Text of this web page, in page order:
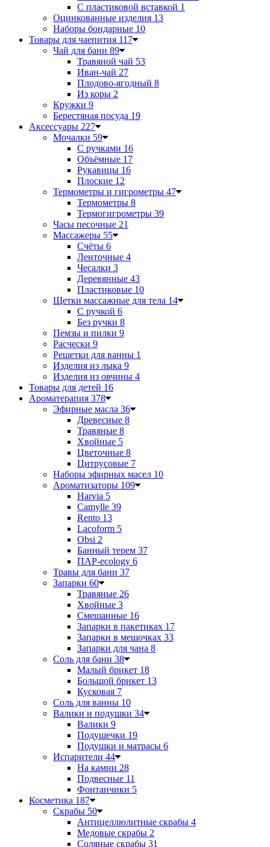
С пластиковой вставкой 1
Оцинкованные изделия 13
Наборы бондарные 10
Товары для чаепития 117
Чай для бани 89
Травяной чай 53
Иван-чай 27
Плодово-ягодный 8
Из коры 2
Кружки 9
Берестяная посуда 19
Аксессуары 227
Мочалки 59
С ручками 16
Объёмные 17
Рукавицы 16
Плоские 12
Термометры и гигрометры 47
Термометры 8
Термогигрометры 39
Часы песочные 21
Массажеры 55
Счёты 6
Ленточные 4
Чесалки 3
Деревянные 43
Пластиковые 10
Щетки массажные для тела 14
С ручкой 6
Без ручки 8
Пемзы и пилки 9
Расчески 9
Решетки для ванны 1
Изделия из лыка 9
Изделия из овчины 4
Товары для детей 16
Ароматерапия 378
Эфирные масла 36
Древесные 8
Травяные 8
Хвойные 5
Цветочные 8
Цитрусовые 7
Наборы эфирных масел 10
Ароматизаторы 109
Harvia 5
Camylle 39
Rento 13
Lacoform 5
Obsi 2
Банный терем 37
ПАР-ecology 6
Травы для бани 37
Запарки 60
Травяные 26
Хвойные 3
Смешанные 16
Запарки в пакетиках 17
Запарки в мешочках 33
Запарки для чана 8
Соль для бани 38
Малый брикет 18
Большой брикет 13
Кусковая 7
Соль для ванны 10
Валики и подушки 34
Валики 9
Подушечки 19
Подушки и матрасы 6
Испарители 44
На камни 28
Подвесные 11
Фонтанчики 5
Косметика 187
Скрабы 50
Антицеллюлитные скрабы 4
Медовые скрабы 2
Соляные скрабы 31